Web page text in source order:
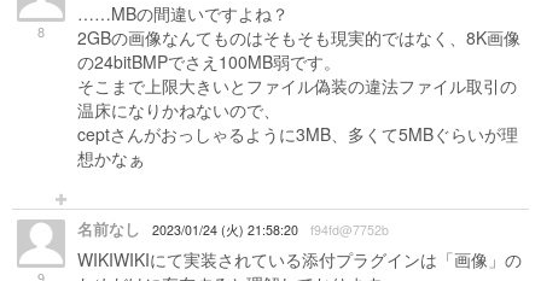
8
……MBの間違いですよね？
2GBの画像なんてものはそもそも現実的ではなく、8K画像
の24bitBMPでさえ100MB弱です。
そこまで上限大きいとファイル偽装の違法ファイル取引の
温床になりかねないので、
ceptさんがおっしゃるように3MB、多くて5MBぐらいが理
想かなぁ
名前なし 2023/01/24 (火) 21:58:20 f94fd@7752b
WIKIWIKIにて実装されている添付プラグインは「画像」の